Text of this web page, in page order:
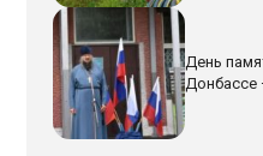
День